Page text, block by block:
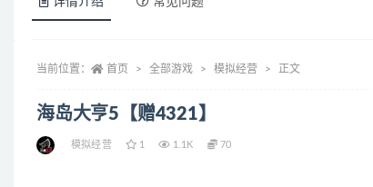
当前位置： 首页 全部游戏 模拟经营 正文
海岛大亨5【赠4321】
模拟经营 1 1.1K 70